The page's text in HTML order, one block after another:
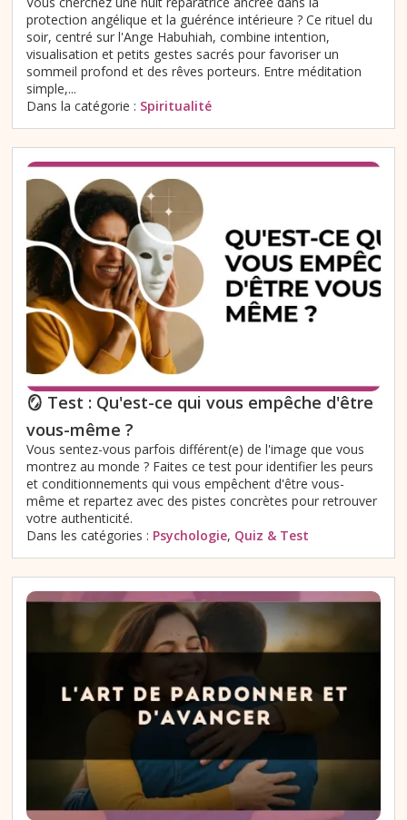
protection angélique et la guérénce intérieure ? Ce rituel du
soir, centré sur l'Ange Habuhiah, combine intention,
visualisation et petits gestes sacrés pour favoriser un
sommeil profond et des rêves porteurs. Entre méditation
simple,...
Dans la catégorie : Spiritualité
🪞 Test : Qu'est-ce qui vous empêche d'être
vous-même ?
Vous sentez-vous parfois différent(e) de l'image que vous
montrez au monde ? Faites ce test pour identifier les peurs
et conditionnements qui vous empêchent d'être vous-
même et repartez avec des pistes concrètes pour retrouver
votre authenticité.
Dans les catégories : Psychologie, Quiz & Test